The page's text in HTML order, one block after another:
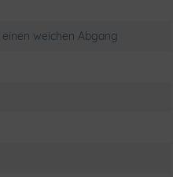
weichen Abgang